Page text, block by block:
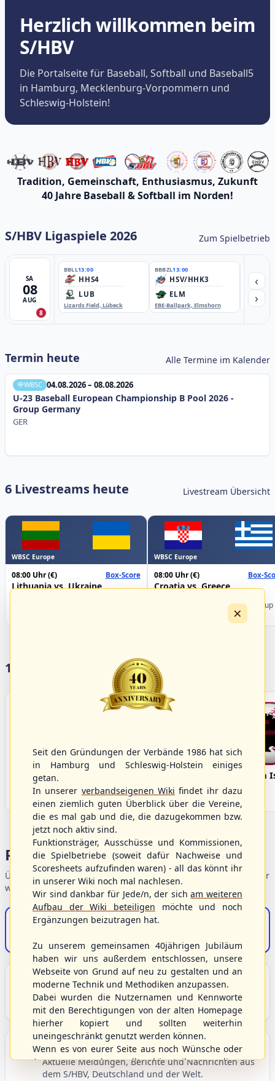
Herzlich willkommen beim
S/HBV
Die Portalseite für Baseball, Softball und Baseball5
in Hamburg, Mecklenburg-Vorpommern und
Schleswig-Holstein!
Tradition, Gemeinschaft, Enthusiasmus, Zukunft
40 Jahre Baseball & Softball im Norden!
S/HBV Ligaspiele 2026 Zum Spielbetrieb
SA
08
AUG
8
BBLL13:00
HHS4
LUB
Lizards Field, Lübeck
BBBZL13:00
HSV/HHK3
ELM
EBE-Ballpark, Elmshorn
‹
›
Termin heute Alle Termine im Kalender
WBSC 04.08.2026 – 08.08.2026
U-23 Baseball European Championship B Pool 2026 -
Group Germany
GER
6 Livestreams heute Livestream Übersicht
WBSC Europe
08:00 Uhr(€) Box-Score
Lithuania vs. Ukraine
WBSC Europe
08:00 Uhr(€) Box-
Croatia vs. Greece
Championship B Pool 2026 - Group
17 Vereine im S/HBV
Bargenstedt
Beavers
Fehmarn
Portalbereiche
Übersicht der Verbandsbereiche – wählen Sie einen Einstieg für
weiterführende Informationen.
S/HBV-Shop
Unser Sport
Grundlagen und Hintergründe zu Baseball, Softball
und Baseball5.
Berichte und Neuigkeiten
Aktuelle Meldungen, Berichte und Nachrichten aus
dem S/HBV, Deutschland und der Welt.
×
Seit den Gründungen der Verbände 1986 hat sich
in Hamburg und Schleswig-Holstein einiges
getan.
In unserer verbandseigenen Wiki findet ihr dazu
einen ziemlich guten Überblick über die Vereine,
die es mal gab und die, die dazugekommen bzw.
jetzt noch aktiv sind.
Funktionsträger, Ausschüsse und Kommissionen,
die Spielbetriebe (soweit dafür Nachweise und
Scoresheets aufzufinden waren) - all das könnt ihr
in unserer Wiki noch mal nachlesen.
Wir sind dankbar für Jede/n, der sicham weiteren
Aufbau der Wiki beteiligen möchte und noch
Ergänzungen beizutragen hat.
Zu unserem gemeinsamen 40jährigen Jubiläum
haben wir uns außerdem entschlossen, unsere
Webseite von Grund auf neu zu gestalten und an
moderne Technik und Methodiken anzupassen.
Dabei wurden die Nutzernamen und Kennworte
mit den Berechtigungen von der alten Homepage
hierher kopiert und sollten weiterhin
uneingeschränkt genutzt werden können.
Wenn es von eurer Seite aus noch Wünsche oder
Anregungen geben sollte, könnt ihr uns diese
gerne an die Verbandsadresseinfo@shbvnet.de